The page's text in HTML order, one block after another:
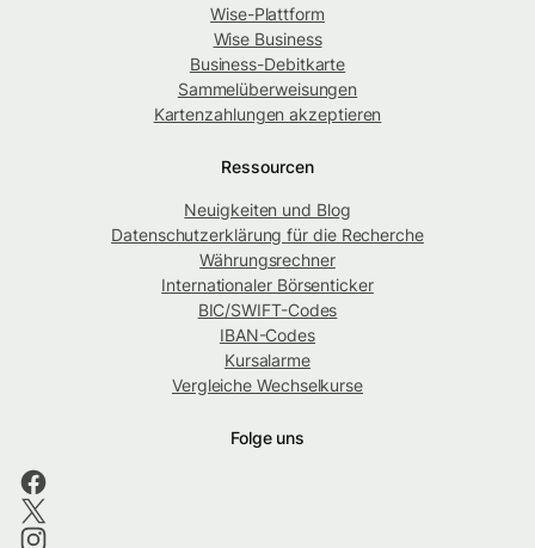
Wise-Plattform
Wise Business
Business-Debitkarte
Sammelüberweisungen
Kartenzahlungen akzeptieren
Ressourcen
Neuigkeiten und Blog
Datenschutzerklärung für die Recherche
Währungsrechner
Internationaler Börsenticker
BIC/SWIFT-Codes
IBAN-Codes
Kursalarme
Vergleiche Wechselkurse
Folge uns